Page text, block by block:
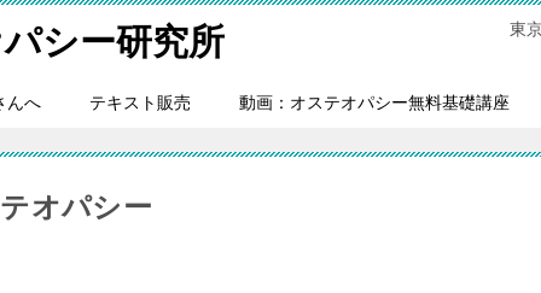
シー研究所 東
んへ テキスト販売 動画：オステオパシー無料基礎講座
オパシー